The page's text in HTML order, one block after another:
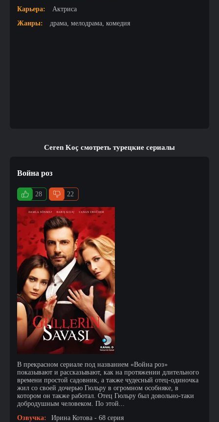
Карьера:
Актриса
Жанры:
драма, мелодрама, комедия
Ceren Koç смотреть турецкие сериалы
Война роз
28 22
В прекрасном сериале под названием «Война роз»
показывают и рассказывают, как на протяжении длительного
времени простой садовник, а также чудесный отец-одиночка
жил со своей дочерью Гюльру в огромном особняке, в
котором он также работал. Отец Гюльру был довольно-таки
добродушным человеком. По этой...
Озвучка:
Ирина Котова - 68 серия